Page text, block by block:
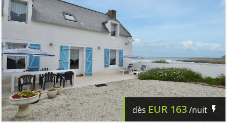
dès EUR 163/nuit